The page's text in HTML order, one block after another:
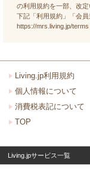
の利用規約を一部、改定
下記「利用規約」「会
https://mrs.living.jp/terms
Living.jp利用規約
個人情報について
消費税表記について
TOP
Living.jpサービス一覧